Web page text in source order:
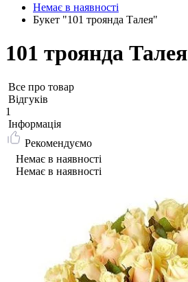
Немає в наявності
Букет "101 троянда Талея"
101 троянда Талея
Все про товар
Відгуків
1
Iнформація
Рекомендуємо
Немає в наявності
Немає в наявності